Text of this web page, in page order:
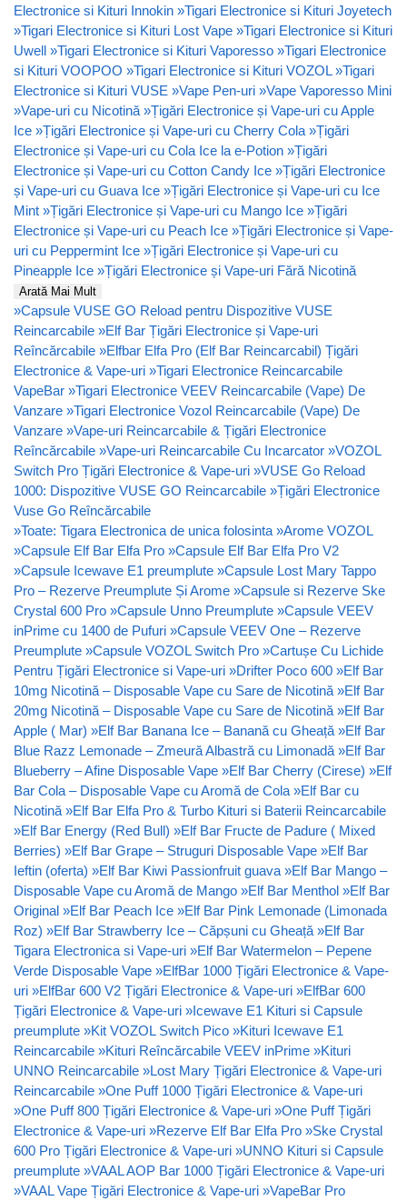
Electronice si Kituri Innokin »Tigari Electronice si Kituri Joyetech
»Tigari Electronice si Kituri Lost Vape »Tigari Electronice si Kituri
Uwell »Tigari Electronice si Kituri Vaporesso »Tigari Electronice
si Kituri VOOPOO »Tigari Electronice si Kituri VOZOL »Tigari
Electronice si Kituri VUSE »Vape Pen-uri »Vape Vaporesso Mini
»Vape-uri cu Nicotină »Țigări Electronice și Vape-uri cu Apple
Ice »Țigări Electronice și Vape-uri cu Cherry Cola »Țigări
Electronice și Vape-uri cu Cola Ice la e-Potion »Țigări
Electronice și Vape-uri cu Cotton Candy Ice »Țigări Electronice
și Vape-uri cu Guava Ice »Țigări Electronice și Vape-uri cu Ice
Mint »Țigări Electronice și Vape-uri cu Mango Ice »Țigări
Electronice și Vape-uri cu Peach Ice »Țigări Electronice și Vape-
uri cu Peppermint Ice »Țigări Electronice și Vape-uri cu
Pineapple Ice »Țigări Electronice și Vape-uri Fără Nicotină
Arată Mai Mult
»Capsule VUSE GO Reload pentru Dispozitive VUSE
Reincarcabile »Elf Bar Țigări Electronice și Vape-uri
Reîncărcabile »Elfbar Elfa Pro (Elf Bar Reincarcabil) Țigări
Electronice & Vape-uri »Tigari Electronice Reincarcabile
VapeBar »Tigari Electronice VEEV Reincarcabile (Vape) De
Vanzare »Tigari Electronice Vozol Reincarcabile (Vape) De
Vanzare »Vape-uri Reincarcabile & Țigări Electronice
Reîncărcabile »Vape-uri Reincarcabile Cu Incarcator »VOZOL
Switch Pro Țigări Electronice & Vape-uri »VUSE Go Reload
1000: Dispozitive VUSE GO Reincarcabile »Țigări Electronice
Vuse Go Reîncărcabile
»Toate: Tigara Electronica de unica folosinta »Arome VOZOL
»Capsule Elf Bar Elfa Pro »Capsule Elf Bar Elfa Pro V2
»Capsule Icewave E1 preumplute »Capsule Lost Mary Tappo
Pro – Rezerve Preumplute Și Arome »Capsule si Rezerve Ske
Crystal 600 Pro »Capsule Unno Preumplute »Capsule VEEV
inPrime cu 1400 de Pufuri »Capsule VEEV One – Rezerve
Preumplute »Capsule VOZOL Switch Pro »Cartușe Cu Lichide
Pentru Țigări Electronice si Vape-uri »Drifter Poco 600 »Elf Bar
10mg Nicotină – Disposable Vape cu Sare de Nicotină »Elf Bar
20mg Nicotină – Disposable Vape cu Sare de Nicotină »Elf Bar
Apple ( Mar) »Elf Bar Banana Ice – Banană cu Gheață »Elf Bar
Blue Razz Lemonade – Zmeură Albastră cu Limonadă »Elf Bar
Blueberry – Afine Disposable Vape »Elf Bar Cherry (Cirese) »Elf
Bar Cola – Disposable Vape cu Aromă de Cola »Elf Bar cu
Nicotină »Elf Bar Elfa Pro & Turbo Kituri si Baterii Reincarcabile
»Elf Bar Energy (Red Bull) »Elf Bar Fructe de Padure ( Mixed
Berries) »Elf Bar Grape – Struguri Disposable Vape »Elf Bar
Ieftin (oferta) »Elf Bar Kiwi Passionfruit guava »Elf Bar Mango –
Disposable Vape cu Aromă de Mango »Elf Bar Menthol »Elf Bar
Original »Elf Bar Peach Ice »Elf Bar Pink Lemonade (Limonada
Roz) »Elf Bar Strawberry Ice – Căpșuni cu Gheață »Elf Bar
Tigara Electronica si Vape-uri »Elf Bar Watermelon – Pepene
Verde Disposable Vape »ElfBar 1000 Țigări Electronice & Vape-
uri »ElfBar 600 V2 Țigări Electronice & Vape-uri »ElfBar 600
Țigări Electronice & Vape-uri »Icewave E1 Kituri si Capsule
preumplute »Kit VOZOL Switch Pico »Kituri Icewave E1
Reincarcabile »Kituri Reîncărcabile VEEV inPrime »Kituri
UNNO Reincarcabile »Lost Mary Țigări Electronice & Vape-uri
Reincarcabile »One Puff 1000 Țigări Electronice & Vape-uri
»One Puff 800 Țigări Electronice & Vape-uri »One Puff Țigări
Electronice & Vape-uri »Rezerve Elf Bar Elfa Pro »Ske Crystal
600 Pro Țigări Electronice & Vape-uri »UNNO Kituri si Capsule
preumplute »VAAL AOP Bar 1000 Țigări Electronice & Vape-uri
»VAAL Vape Țigări Electronice & Vape-uri »VapeBar Pro